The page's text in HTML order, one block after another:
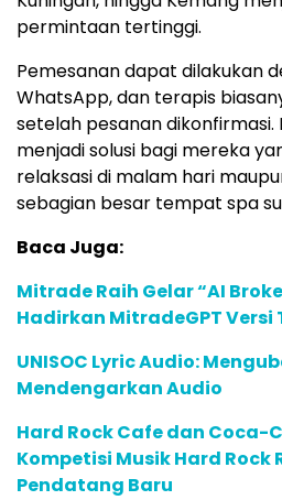
permintaan tertinggi.
Pemesanan dapat dilakukan
WhatsApp, dan terapis
setelah pesanan dikonfirmasi.
menjadi solusi bagi mereka
relaksasi di malam hari
sebagian besar tempat spa
Baca Juga:
Mitrade Raih Gelar “AI
Hadirkan MitradeGPT Versi
UNISOC Lyric Audio:
Mendengarkan Audio
Hard Rock Cafe dan Coca-
Kompetisi Musik Hard Rock
Pendatang Baru